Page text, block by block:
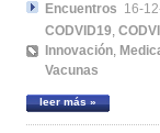
Encuentros 16-
CODVID19,
Innovación,
Vacunas
leer más »